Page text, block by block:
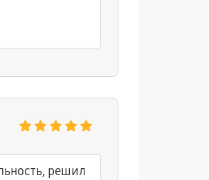
решил